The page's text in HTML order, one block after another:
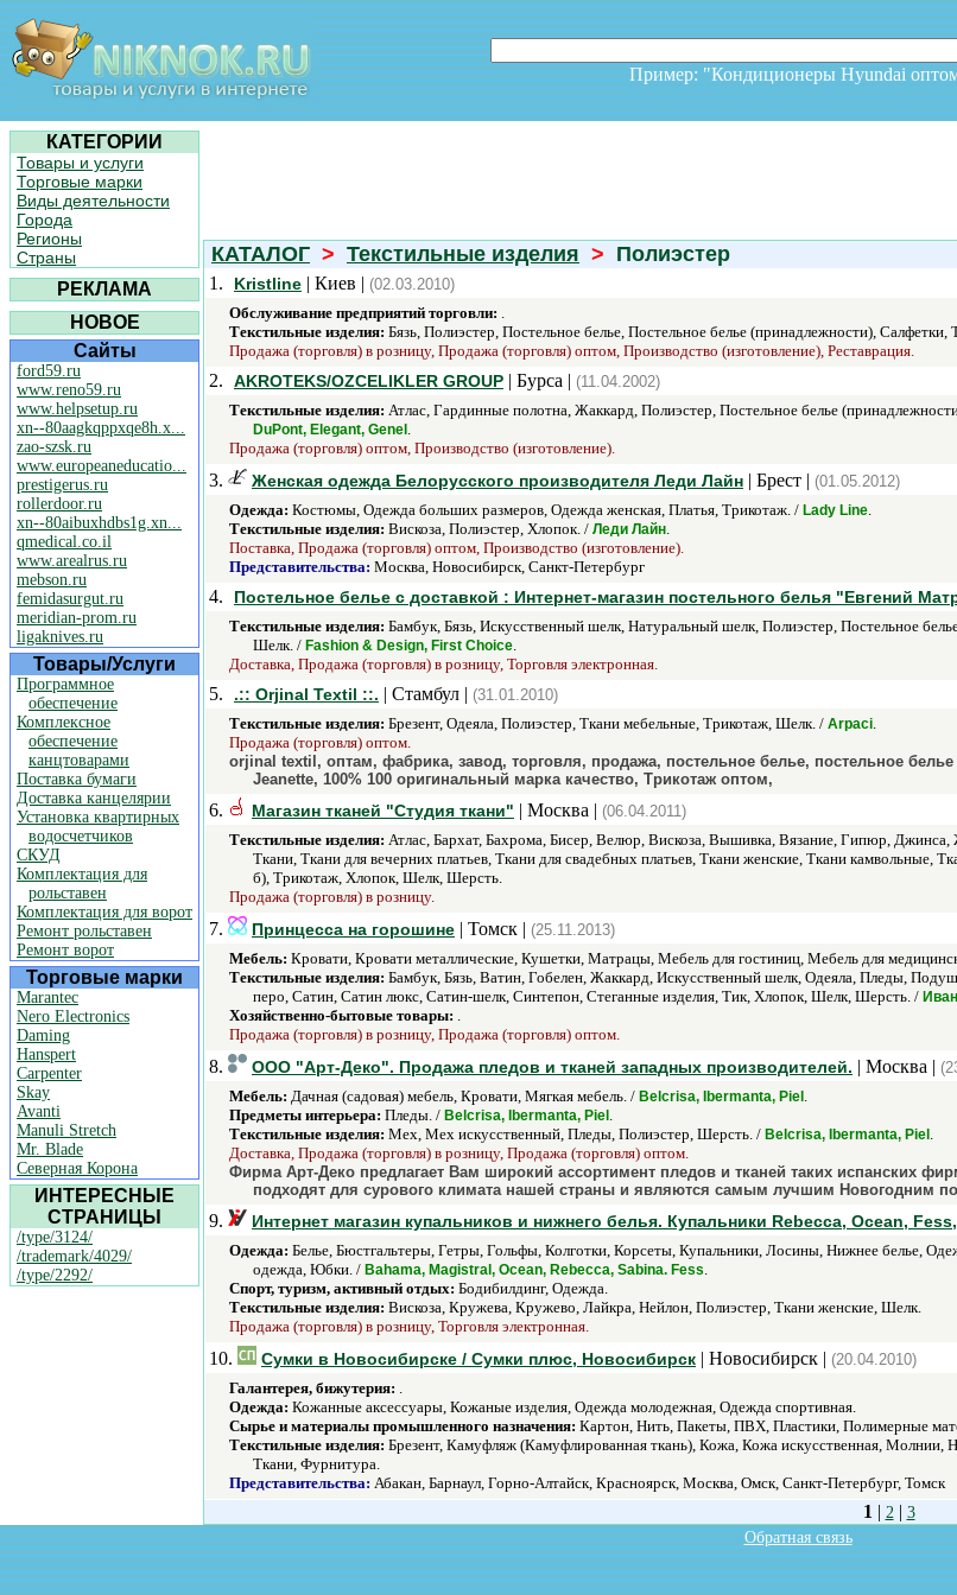
Пример: "Кондиционеры Hyundai
КАТЕГОРИИ
Товары и услуги
Торговые марки
Виды деятельности
Города
Регионы
Страны
РЕКЛАМА
НОВОЕ
Сайты
ford59.ru
www.reno59.ru
www.helpsetup.ru
xn--80aagkqppxqe8h.x...
zao-szsk.ru
www.europeaneducatio...
prestigerus.ru
rollerdoor.ru
xn--80aibuxhdbs1g.xn...
qmedical.co.il
www.arealrus.ru
mebson.ru
femidasurgut.ru
meridian-prom.ru
ligaknives.ru
Товары/Услуги
Программное
обеспечение
Комплексное
обеспечение
канцтоварами
Поставка бумаги
Доставка канцелярии
Установка квартирных
водосчетчиков
СКУД
Комплектация для
рольставен
Комплектация для ворот
Ремонт рольставен
Ремонт ворот
Торговые марки
Marantec
Nero Electronics
Daming
Hanspert
Carpenter
Skay
Avanti
Manuli Stretch
Mr. Blade
Северная Корона
ИНТЕРЕСНЫЕ
СТРАНИЦЫ
/type/3124/
/trademark/4029/
/type/2292/
КАТАЛОГ > Текстильные изделия > Полиэстер
1.
Kristline | Киев | (02.03.2010)
Обслуживание предприятий торговли: .
Текстильные изделия: Бязь, Полиэстер, Постельное белье, Постельное белье (принадлежности), Салфетки,
Продажа (торговля) в розницу, Продажа (торговля) оптом, Производство (изготовление), Реставрация.
2. AKROTEKS/OZCELIKLER GROUP | Бурса | (11.04.2002)
Текстильные изделия: Атлас, Гардинные полотна, Жаккард, Полиэстер, Постельное белье
DuPont, Elegant, Genel .
Продажа (торговля) оптом, Производство (изготовление).
3. Женская одежда Белорусского производителя Леди Лайн | Брест | (01.05.2012)
Одежда: Костюмы, Одежда больших размеров, Одежда женская, Платья, Трикотаж. / Lady Line.
Текстильные изделия: Вискоза, Полиэстер, Хлопок. / Леди Лайн.
Поставка, Продажа (торговля) оптом, Производство (изготовление).
Представительства: Москва, Новосибирск, Санкт-Петербург
4. Постельное белье с доставкой : Интернет-магазин постельного белья "Евгений
Текстильные изделия: Бамбук, Бязь, Искусственный шелк, Натуральный шелк, Полиэстер, Постельное
Шелк. / Fashion & Design, First Choice.
Доставка, Продажа (торговля) в розницу, Торговля электронная.
5. .:: Orjinal Textil ::. | Стамбул | (31.01.2010)
Текстильные изделия: Брезент, Одеяла, Полиэстер, Ткани мебельные, Трикотаж, Шелк. / Arpaci.
Продажа (торговля) оптом.
orjinal textil, оптам, фабрика, завод, торговля, продажа, постельное белье, постельное
Jeanette, 100% 100 оригинальный марка качество, Трикотаж оптом,
6. Магазин тканей "Студия ткани" | Москва | (06.04.2011)
Текстильные изделия: Атлас, Бархат, Бахрома, Бисер, Велюр, Вискоза, Вышивка, Вязание, Гипюр,
Ткани, Ткани для вечерних платьев, Ткани для свадебных платьев, Ткани женские, Ткани
б), Трикотаж, Хлопок, Шелк, Шерсть.
Продажа (торговля) в розницу.
7. Принцесса на горошине | Томск | (25.11.2013)
Мебель: Кровати, Кровати металлические, Кушетки, Матрацы, Мебель для гостиниц, Мебель для
Текстильные изделия: Бамбук, Бязь, Ватин, Гобелен, Жаккард, Искусственный шелк, Одеяла, Пледы,
перо, Сатин, Сатин люкс, Сатин-шелк, Синтепон, Стеганные изделия, Тик, Хлопок, Шелк, Шерсть. /
Хозяйственно-бытовые товары: .
Продажа (торговля) в розницу, Продажа (торговля) оптом.
8. ООО "Арт-Деко". Продажа пледов и тканей западных производителей. | Москва |
Мебель: Дачная (садовая) мебель, Кровати, Мягкая мебель. / Belcrisa, Ibermanta, Piel .
Предметы интерьера: Пледы. / Belcrisa, Ibermanta, Piel .
Текстильные изделия: Мех, Мех искусственный, Пледы, Полиэстер, Шерсть. / Belcrisa, Ibermanta, Piel .
Доставка, Продажа (торговля) в розницу, Продажа (торговля) оптом.
Фирма Арт-Деко предлагает Вам широкий ассортимент пледов и тканей таких испанских
подходят для сурового климата нашей страны и являются самым лучшим Новогодним
9. Интернет магазин купальников и нижнего белья. Купальники Rebecca, Ocean,
Одежда: Белье, Бюстгальтеры, Гетры, Гольфы, Колготки, Корсеты, Купальники, Лосины, Нижнее белье,
одежда, Юбки. / Bahama, Magistral, Ocean, Rebecca, Sabina. Fess.
Спорт, туризм, активный отдых: Бодибилдинг, Одежда.
Текстильные изделия: Вискоза, Кружева, Кружево, Лайкра, Нейлон, Полиэстер, Ткани женские, Шелк.
Продажа (торговля) в розницу, Торговля электронная.
10. Сумки в Новосибирске / Сумки плюс, Новосибирск | Новосибирск | (20.04.2010)
Галантерея, бижутерия: .
Одежда: Кожанные аксессуары, Кожаные изделия, Одежда молодежная, Одежда спортивная.
Сырье и материалы промышленного назначения: Картон, Нить, Пакеты, ПВХ, Пластики, Полимерные
Текстильные изделия: Брезент, Камуфляж (Камуфлированная ткань), Кожа, Кожа искусственная,
Ткани, Фурнитура.
Представительства: Абакан, Барнаул, Горно-Алтайск, Красноярск, Москва, Омск, Санкт-Петербург, Томск
1 | 2 | 3
Обратная связь